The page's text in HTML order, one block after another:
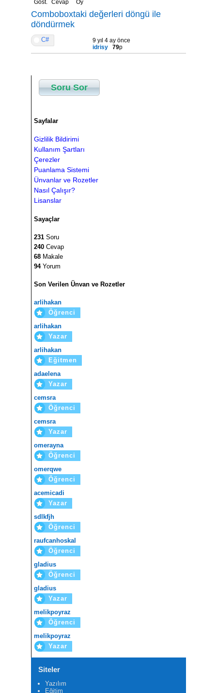
Göst. Cevap Oy
Comboboxtaki değerleri döngü ile
döndürmek
C#
9 yıl 4 ay önce
idrisy
79p
Soru Sor
Sayfalar
Gizlilik Bildirimi
Kullanım Şartları
Çerezler
Puanlama Sistemi
Ünvanlar ve Rozetler
Nasıl Çalışır?
Lisanslar
Sayaçlar
231 Soru
240 Cevap
68 Makale
94Yorum
Son Verilen Ünvan ve Rozetler
arlihakan
Öğrenci
arlihakan
Yazar
arlihakan
Eğitmen
adaelena
Yazar
cemsra
Öğrenci
cemsra
Yazar
omerayna
Öğrenci
omerqwe
Öğrenci
acemicadi
Yazar
sdlkfjh
Öğrenci
raufcanhoskal
Öğrenci
gladius
Öğrenci
gladius
Yazar
melikpoyraz
Öğrenci
melikpoyraz
Yazar
Siteler
Yazılım
Eğitim